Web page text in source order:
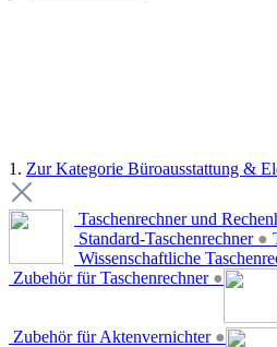
1. Zur Kategorie Büroausstattung &
Taschenrechner und
Standard-Taschenrechner ●
Wissenschaftliche
Zubehör für Taschenrechner ●
Zubehör für Aktenvernichter ●